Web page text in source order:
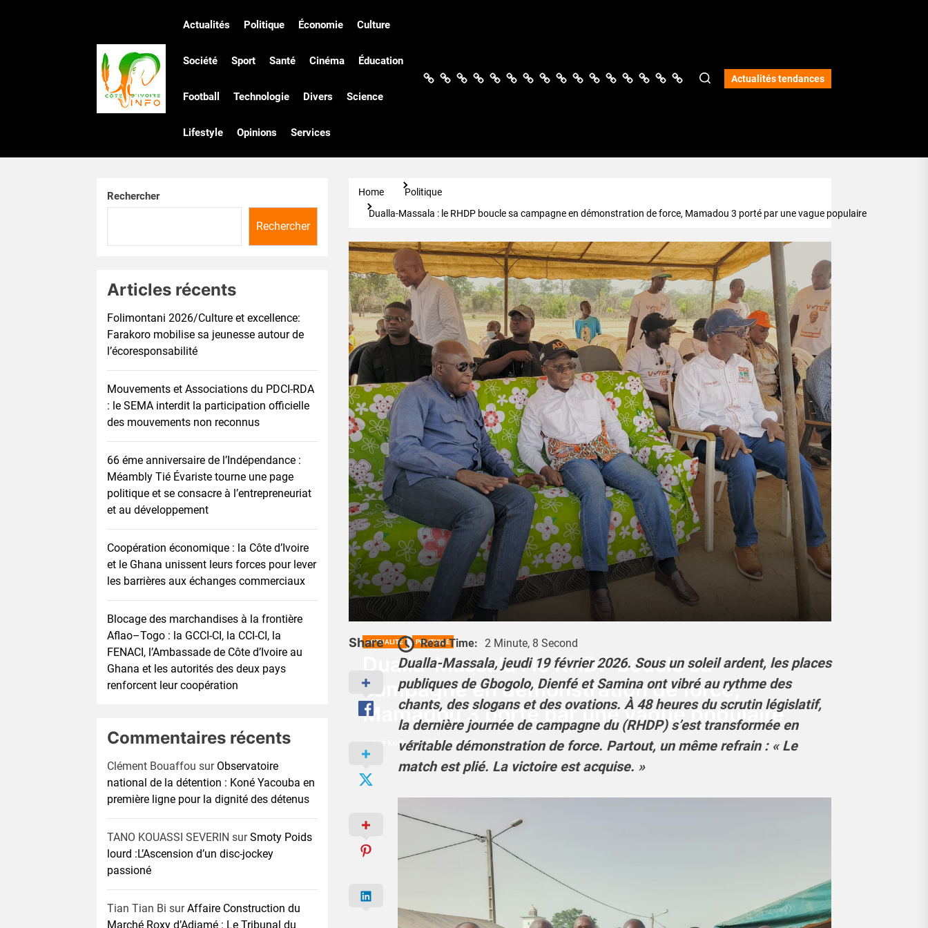
Côte
d'Ivoire
Infos
Actualités Politique Économie Culture
Société Sport Santé Cinéma Éducation
Football Technologie Divers Science
Lifestyle Opinions Services
Actualités
Politique
Économie
CultureSociété
SportSantéCinémaÉducation
Football
Technologie
DiversScience
Lifestyle
OpinionsServices Actualités tendances
Home
Politique
Dualla-Massala : le RHDP boucle sa campagne en démonstration de force, Mamadou 3 porté par une vague populaire
ACTUALITÉ POLITIQUE
Dualla-Massala : le RHDP boucle sa
campagne en démonstration de force,
Mamadou 3 porté par une vague populaire
Josué Koffi 19 Février 2026
Share Read Time: 2 Minute, 8 Second
Dualla-Massala, jeudi 19 février 2026. Sous un soleil ardent, les places
publiques de Gbogolo, Dienfé et Samina ont vibré au rythme des
chants, des slogans et des ovations. À 48 heures du scrutin législatif,
la dernière journée de campagne du (RHDP) s’est transformée en
véritable démonstration de force. Partout, un même refrain : « Le
match est plié. La victoire est acquise. »
Rechercher
Rechercher
Articles récents
Folimontani 2026/Culture et excellence:
Farakoro mobilise sa jeunesse autour de
l’écoresponsabilité
Mouvements et Associations du PDCI-RDA
: le SEMA interdit la participation officielle
des mouvements non reconnus
66 éme anniversaire de l’Indépendance :
Méambly Tié Évariste tourne une page
politique et se consacre à l’entrepreneuriat
et au développement
Coopération économique : la Côte d’Ivoire
et le Ghana unissent leurs forces pour lever
les barrières aux échanges commerciaux
Blocage des marchandises à la frontière
Aflao–Togo : la GCCI-CI, la CCI-CI, la
FENACI, l’Ambassade de Côte d’Ivoire au
Ghana et les autorités des deux pays
renforcent leur coopération
Commentaires récents
Clément Bouaffou sur Observatoire
national de la détention : Koné Yacouba en
première ligne pour la dignité des détenus
TANO KOUASSI SEVERIN surSmoty Poids
lourd :L’Ascension d’un disc-jockey
passioné
Tian Tian Bi surAffaire Construction du
Marché Roxy d’Adjamé : Le Tribunal du